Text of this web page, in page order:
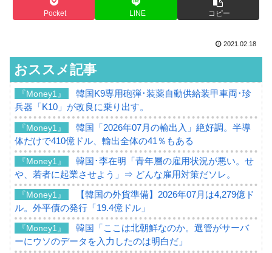
Pocket LINE コピー
2021.02.18
おススメ記事
『Money1』
韓国K9専用砲弾･装薬自動供給装甲車両･珍
兵器「K10」が改良に乗り出す。
『Money1』
韓国「2026年07月の輸出入」絶好調。半導
体だけで410億ドル、輸出全体の41％もある
『Money1』
韓国･李在明「青年層の雇用状況が悪い。せ
や、若者に起業させよう」⇒ どんな雇用対策だソレ。
『Money1』
【韓国の外貨準備】2026年07月は4,279億ド
ル。外平債の発行「19.4億ドル」
『Money1』
韓国「ここは北朝鮮なのか。選管がサーバ
ーにウソのデータを入力したのは明白だ」